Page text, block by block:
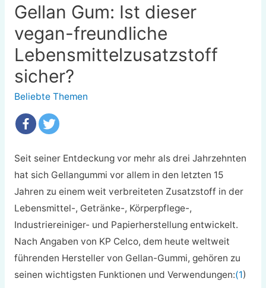
Gellan Gum: Ist dieser
vegan-freundliche
Lebensmittelzusatzstoff
sicher?
Beliebte Themen
Seit seiner Entdeckung vor mehr als drei Jahrzehnten
hat sich Gellangummi vor allem in den letzten 15
Jahren zu einem weit verbreiteten Zusatzstoff in der
Lebensmittel-, Getränke-, Körperpflege-,
Industriereiniger- und Papierherstellung entwickelt.
Nach Angaben von KP Celco, dem heute weltweit
führenden Hersteller von Gellan-Gummi, gehören zu
seinen wichtigsten Funktionen und Verwendungen:(1)